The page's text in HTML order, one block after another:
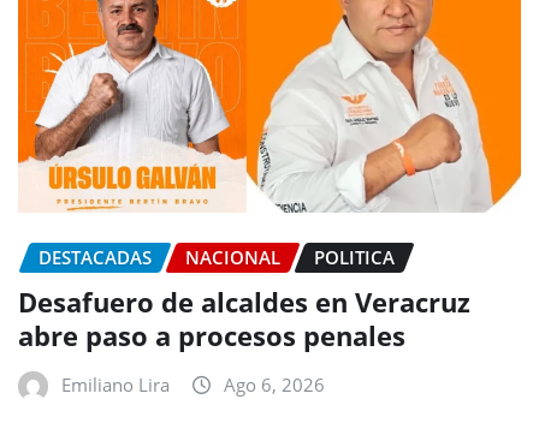
DESTACADAS NACIONAL POLITICA
Desafuero de alcaldes en Veracruz
abre paso a procesos penales
Emiliano Lira Ago 6, 2026